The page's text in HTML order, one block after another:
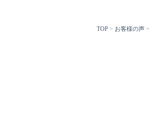
TOP > お客様の声 >